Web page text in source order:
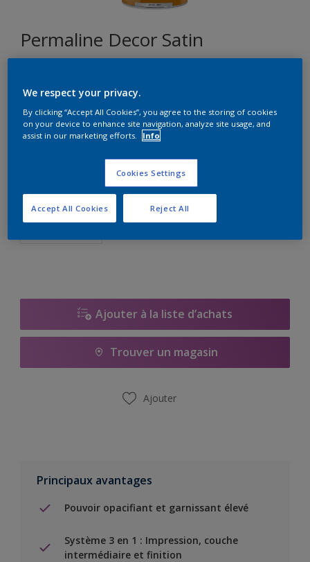
Permaline Decor Satin
Format
Ajouter à la liste d’achats
Trouver un magasin
Ajouter
Principaux avantages
Pouvoir opacifiant et garnissant élevé
Système 3 en 1 : Impression, couche
intermédiaire et finition
We respect your privacy.
By clicking “Accept All Cookies”, you agree to the storing of cookies
on your device to enhance site navigation, analyze site usage, and
assist in our marketing efforts.
Info
Cookies Settings
Reject All
Accept All Cookies